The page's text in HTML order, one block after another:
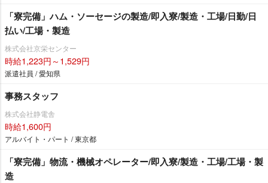
「寮完備」ハム・ソーセージの製造/即入寮/製造・工場/日勤/日
払い/工場・製造
株式会社京栄センター
時給1,223円～1,529円
派遣社員 / 愛知県
事務スタッフ
株式会社静電舎
時給1,600円
アルバイト・パート / 東京都
「寮完備」物流・機械オペレーター/即入寮/製造・工場/工場・製
造